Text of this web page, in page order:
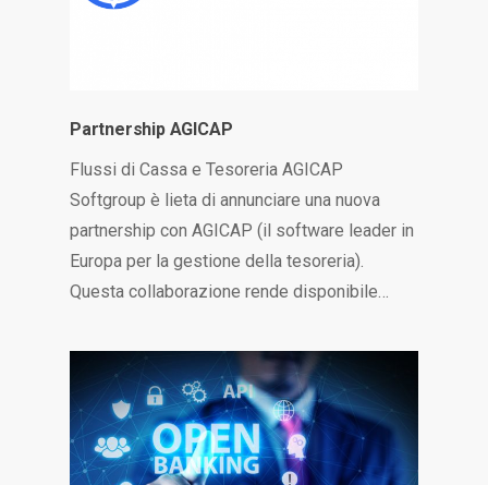
Partnership AGICAP
Flussi di Cassa e Tesoreria AGICAP
Softgroup è lieta di annunciare una nuova
partnership con AGICAP (il software leader in
Europa per la gestione della tesoreria).
Questa collaborazione rende disponibile…